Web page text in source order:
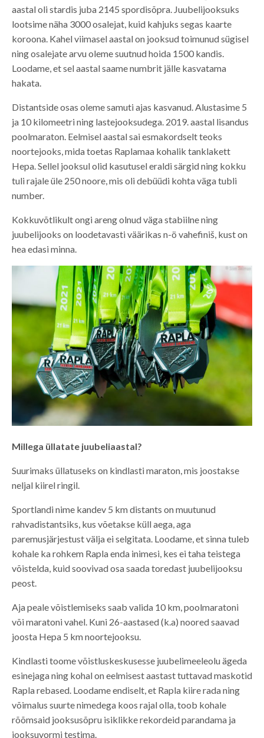
aastal oli stardis juba 2145 spordisõpra. Juubelijooksuks
lootsime näha 3000 osalejat, kuid kahjuks segas kaarte
koroona. Kahel viimasel aastal on jooksud toimunud sügisel
ning osalejate arvu oleme suutnud hoida 1500 kandis.
Loodame, et sel aastal saame numbrit jälle kasvatama
hakata.
Distantside osas oleme samuti ajas kasvanud. Alustasime 5
ja 10 kilomeetri ning lastejooksudega. 2019. aastal lisandus
poolmaraton. Eelmisel aastal sai esmakordselt teoks
noortejooks, mida toetas Raplamaa kohalik tanklakett
Hepa. Sellel jooksul olid kasutusel eraldi särgid ning kokku
tuli rajale üle 250 noore, mis oli debüüdi kohta väga tubli
number.
Kokkuvõtlikult ongi areng olnud väga stabiilne ning
juubelijooks on loodetavasti väärikas n-ö vahefiniš, kust on
hea edasi minna.
Millega üllatate juubeliaastal?
Suurimaks üllatuseks on kindlasti maraton, mis joostakse
neljal kiirel ringil.
Sportlandi nime kandev 5 km distants on muutunud
rahvadistantsiks, kus võetakse küll aega, aga
paremusjärjestust välja ei selgitata. Loodame, et sinna tuleb
kohale ka rohkem Rapla enda inimesi, kes ei taha teistega
võistelda, kuid soovivad osa saada toredast juubelijooksu
peost.
Aja peale võistlemiseks saab valida 10 km, poolmaratoni
või maratoni vahel. Kuni 26-aastased (k.a) noored saavad
joosta Hepa 5 km noortejooksu.
Kindlasti toome võistluskeskusesse juubelimeeleolu ägeda
esinejaga ning kohal on eelmisest aastast tuttavad maskotid
Rapla rebased. Loodame endiselt, et Rapla kiire rada ning
võimalus suurte nimedega koos rajal olla, toob kohale
rõõmsaid jooksusõpru isiklikke rekordeid parandama ja
jooksuvormi testima.